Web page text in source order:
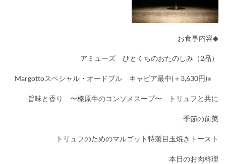
◆お食事内容
アミューズ ひとくちのおたのしみ（2品）
※Margottoスペシャル・オードブル キャビア最中(＋3,630円)
旨味と香り 〜榛原牛のコンソメスープ〜 トリュフと共に
季節の前菜
トリュフのためのマルゴット特製目玉焼きトースト
本日のお肉料理